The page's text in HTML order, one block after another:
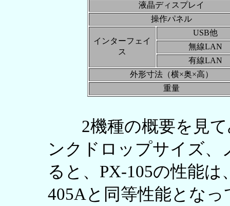
液晶ディスプレイ
操作パネル
インターフェイ
ス
USB他
無線LAN
有線LAN
外形寸法（横×奥×高）
重量
2機種の概要を見て
ンクドロップサイズ、
ると、PX-105の性能は
405Aと同等性能とな